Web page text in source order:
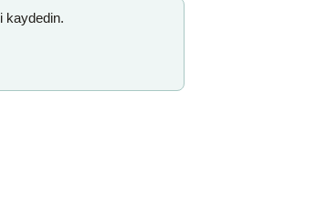
kaydedin.